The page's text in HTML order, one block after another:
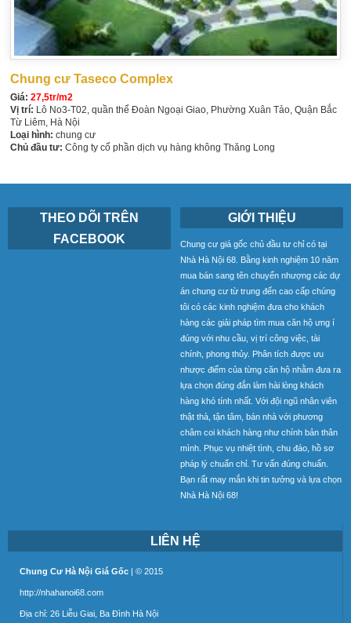
Chung cư Taseco Complex
Giá: 27,5tr/m2
Vị trí: Lô No3-T02, quần thể Đoàn Ngoại Giao, Phường Xuân Tảo, Quận Bắc
Từ Liêm, Hà Nội
Loại hình: chung cư
Chủ đầu tư: Công ty cổ phần dịch vụ hàng không Thăng Long
THEO DÕI TRÊN
FACEBOOK
GIỚI THIỆU
Chung cư giá gốc chủ đầu tư chỉ có tại
Nhà Hà Nội 68. Bằng kinh nghiệm 10 năm
mua bán sang tên chuyển nhượng các dự
án chung cư từ trung đến cao cấp chúng
tôi có các kinh nghiệm đưa cho khách
hàng các giải pháp tìm mua căn hộ ưng í
đúng với nhu cầu, vị trí công việc, tài
chính, phong thủy. Phân tích được ưu
nhược điểm của từng căn hộ nhằm đưa ra
lựa chọn đúng đắn làm hài lòng khách
hàng khó tính nhất. Với đội ngũ nhân viên
thật thà, tận tâm, bán nhà với phương
châm coi khách hàng như chính bản thân
mình. Phục vụ nhiệt tình, chu đáo, hồ sơ
pháp lý chuẩn chỉ. Tư vấn đúng chuẩn.
Bạn rất may mắn khi tin tưởng và lựa chọn
Nhà Hà Nội 68!
LIÊN HỆ
Chung Cư Hà Nội Giá Gốc | © 2015
http://nhahanoi68.com
Địa chỉ: 26 Liễu Giai, Ba Đình Hà Nội